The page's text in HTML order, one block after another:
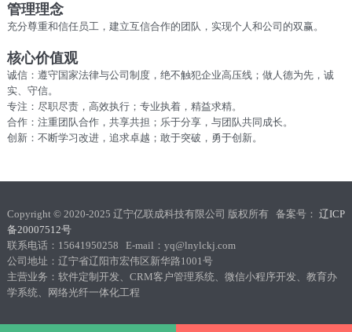
管理理念
充分尊重和信任员工，建立互信合作的团队，实现个人和公司的双赢。
核心价值观
诚信：遵守国家法律与公司制度，绝不触犯企业高压线；做人德为先，诚
实、守信。
专注：尽职尽责，高效执行；专业执着，精益求精。
合作：注重团队合作，共享共担；乐于分享，与团队共同成长。
创新：不断学习改进，追求卓越；敢于突破，勇于创新。
Copyright © 2020-2025 辽宁亿联成科技有限公司 版权所有 备案号： 辽ICP
备20007512号
联系电话：15641950258 E-mail：yq@lnylckj.com
公司地址：辽宁省辽阳市宏伟区新华路1001号
主营业务：软件定制开发、CRM客户管理系统、微信小程序开发、教育办
学系统、网络光纤一体化工程